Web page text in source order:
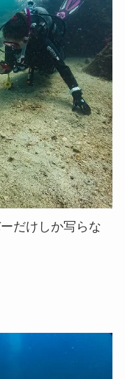
だけしか写らな